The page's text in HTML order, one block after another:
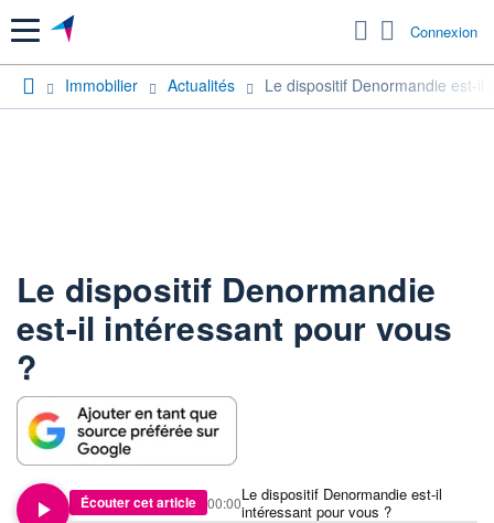
Menu Connexion
Immobilier Actualités Le dispositif Denormandie est-il
Le dispositif Denormandie
est-il intéressant pour vous
?
Écouter cet article
Le dispositif Denormandie est-il
intéressant pour vous ?
00:00